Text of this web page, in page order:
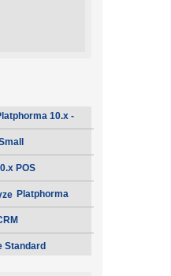
10.x -
POS
Platphorma
Standard